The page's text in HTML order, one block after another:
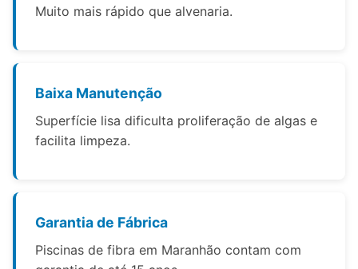
Muito mais rápido que alvenaria.
Baixa Manutenção
Superfície lisa dificulta proliferação de algas e
facilita limpeza.
Garantia de Fábrica
Piscinas de fibra em Maranhão contam com